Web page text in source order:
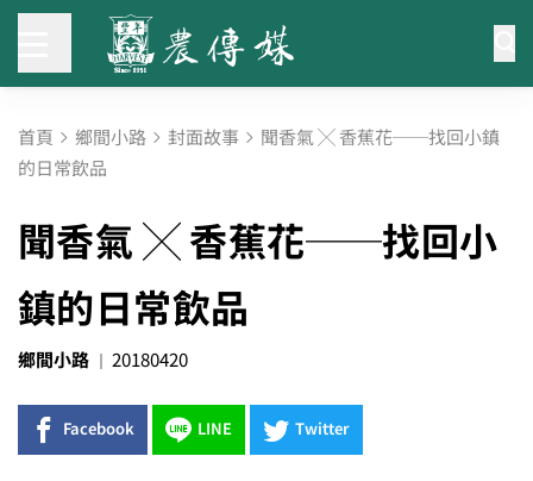
首頁 鄉間小路 封面故事 聞香氣 ╳ 香蕉花──找回小鎮
的日常飲品
聞香氣 ╳ 香蕉花──找回小
鎮的日常飲品
鄉間小路 20180420
Facebook LINE Twitter